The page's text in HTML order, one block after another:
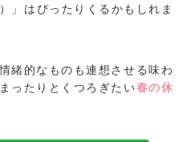
」はぴったりくるかもしれま
緒的なものも連想させる味わ
ったりとくつろぎたい春の休